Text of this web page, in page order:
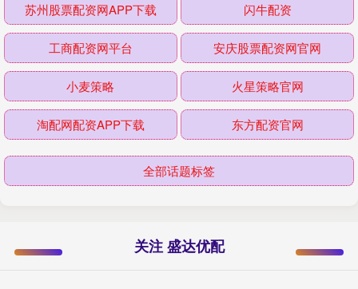
苏州股票配资网APP下载 闪牛配资
工商配资网平台 安庆股票配资网官网
小麦策略 火星策略官网
淘配网配资APP下载 东方配资官网
全部话题标签
关注 盛达优配